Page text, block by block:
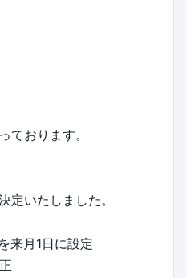
ております。
定いたしました。
来月1日に設定